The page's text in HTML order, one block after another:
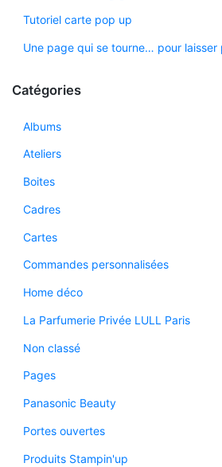
Tutoriel carte pop up
Une page qui se tourne… pour laisser
Catégories
Albums
Ateliers
Boites
Cadres
Cartes
Commandes personnalisées
Home déco
La Parfumerie Privée LULL Paris
Non classé
Pages
Panasonic Beauty
Portes ouvertes
Produits Stampin'up